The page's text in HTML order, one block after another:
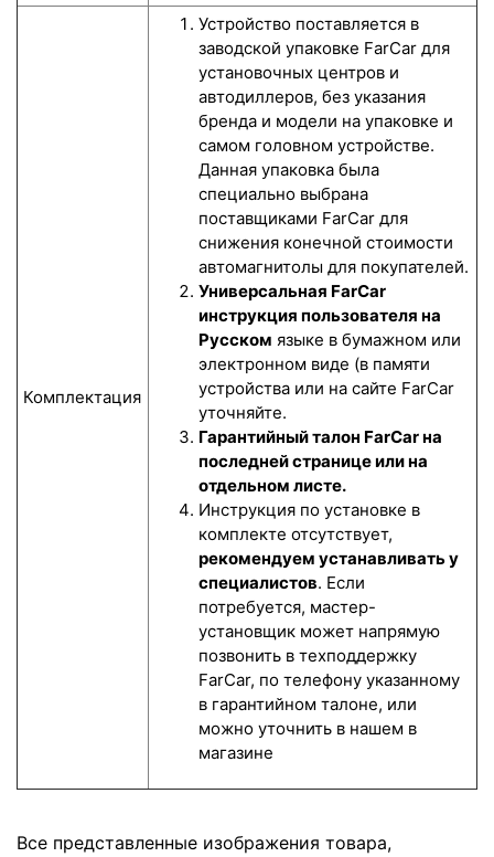
Комплектация
Устройство поставляется в
заводской упаковке FarCar для
установочных центров и
автодиллеров, без указания
бренда и модели на упаковке и
самом головном устройстве.
Данная упаковка была
специально выбрана
поставщиками FarCar для
снижения конечной стоимости
автомагнитолы для покупателей.
Универсальная FarCar
инструкция пользователя на
Русском языке в бумажном или
электронном виде (в памяти
устройства или на сайте FarCar
уточняйте.
Гарантийный талон FarCar на
последней странице или на
отдельном листе.
Инструкция по установке в
комплекте отсутствует,
рекомендуем устанавливать у
специалистов. Если
потребуется, мастер-
установщик может напрямую
позвонить в техподдержку
FarCar, по телефону указанному
в гарантийном талоне, или
можно уточнить в нашем в
магазине
Все представленные изображения товара,